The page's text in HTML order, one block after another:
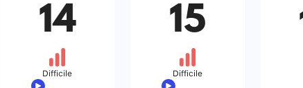
14
Difficile
15
Difficile